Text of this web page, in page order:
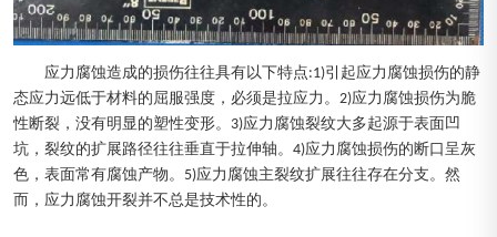
应力腐蚀造成的损伤往往具有以下特点:1)引起应力腐蚀损伤的静
态应力远低于材料的屈服强度，必须是拉应力。2)应力腐蚀损伤为脆
性断裂，没有明显的塑性变形。3)应力腐蚀裂纹大多起源于表面凹
坑，裂纹的扩展路径往往垂直于拉伸轴。4)应力腐蚀损伤的断口呈灰
色，表面常有腐蚀产物。5)应力腐蚀主裂纹扩展往往存在分支。然
而，应力腐蚀开裂并不总是技术性的。